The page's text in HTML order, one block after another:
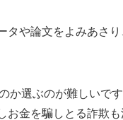
や論文をよみあさ
か選ぶのが難しいです
お金を騙しとる詐欺